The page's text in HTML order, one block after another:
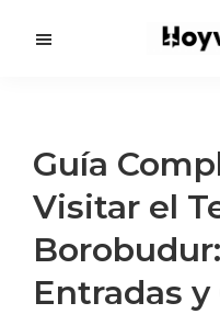
principal
Guía
Visitar el
Entradas y